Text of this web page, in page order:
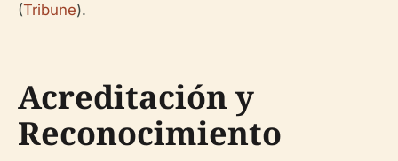
(Tribune).
Acreditación y
Reconocimiento